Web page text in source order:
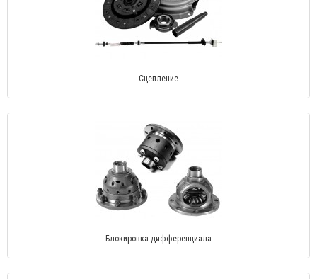
Сцепление
Блокировка дифференциала